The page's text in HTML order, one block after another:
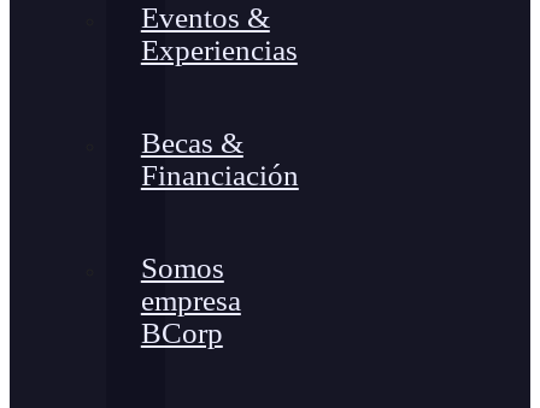
Eventos &
Experiencias
Becas &
Financiación
Somos
empresa
BCorp